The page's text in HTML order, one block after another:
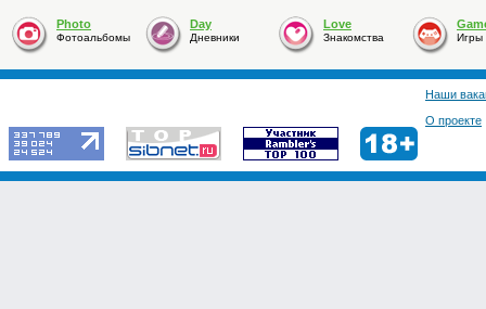
Photo
Фотоальбомы
Day
Дневники
Love
Знакомства Игры
Наши
О проекте